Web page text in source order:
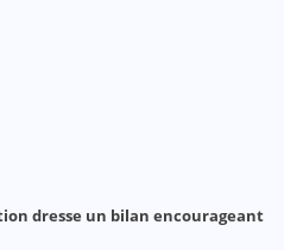
dresse un bilan encourageant